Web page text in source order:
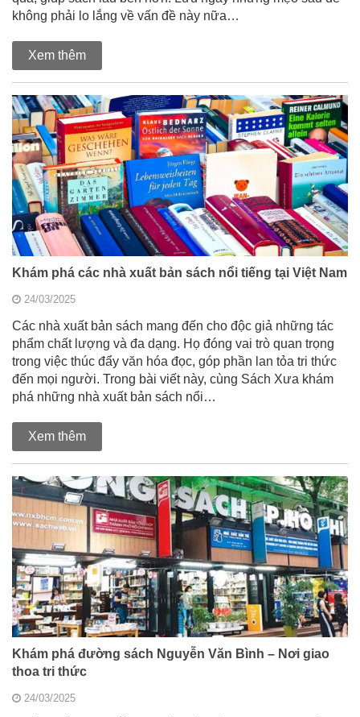
không phải lo lắng về vấn đề này nữa…
Xem thêm
Khám phá các nhà xuất bản sách nổi tiếng tại Việt Nam
24/03/2025
Các nhà xuất bản sách mang đến cho độc giả những tác
phẩm chất lượng và đa dạng. Họ đóng vai trò quan trọng
trong việc thúc đẩy văn hóa đọc, góp phần lan tỏa tri thức
đến mọi người. Trong bài viết này, cùng Sách Xưa khám
phá những nhà xuất bản sách nổi…
Xem thêm
Khám phá đường sách Nguyễn Văn Bình – Nơi giao
thoa tri thức
24/03/2025